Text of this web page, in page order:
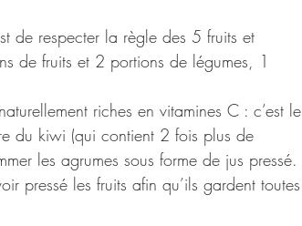
de respecter la règle des 5 fruits et
de fruits et 2 portions de légumes, 1
riches en vitamines C : c’est le
du kiwi (qui contient 2 fois plus de
les agrumes sous forme de jus pressé.
pressé les fruits afin qu’ils gardent toutes